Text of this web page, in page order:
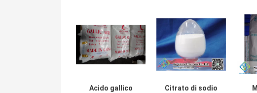
Acido gallico
Citrato di sodio